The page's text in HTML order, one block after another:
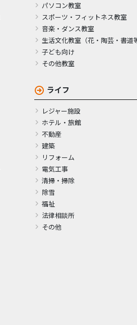
パソコン教室
スポーツ・フィットネス教室
音楽・ダンス教室
生活文化教室（花・陶芸・書道
子ども向け
その他教室
ライフ
レジャー施設
ホテル・旅館
不動産
建築
リフォーム
電気工事
清掃・掃除
除雪
福祉
法律相談所
その他